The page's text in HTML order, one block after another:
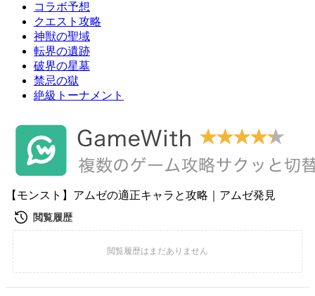
コラボ予想
クエスト攻略
神獣の聖域
転界の遺跡
破界の星墓
禁忌の獄
絶級トーナメント
【モンスト】アムゼの適正キャラと攻略｜アムゼ発見